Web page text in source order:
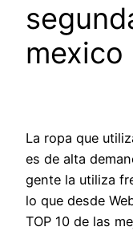
mexico
La ropa que
es de alta
gente la utiliza
lo que desde
TOP 10 de las